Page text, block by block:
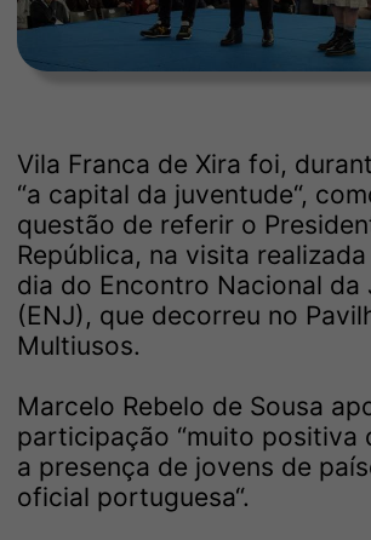
Vila Franca de Xira foi,
“a capital da juventude“,
questão de referir o
República, na visita
dia do Encontro Nacional da
(ENJ), que decorreu no
Multiusos.
Marcelo Rebelo de Sousa
participação “muito positiva
a presença de jovens de
oficial portuguesa“.